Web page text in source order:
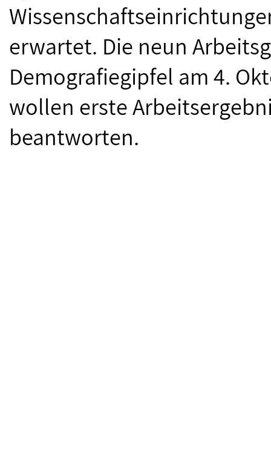
erwartet. Die neun
Demografiegipfel am 4.
wollen erste
beantworten.